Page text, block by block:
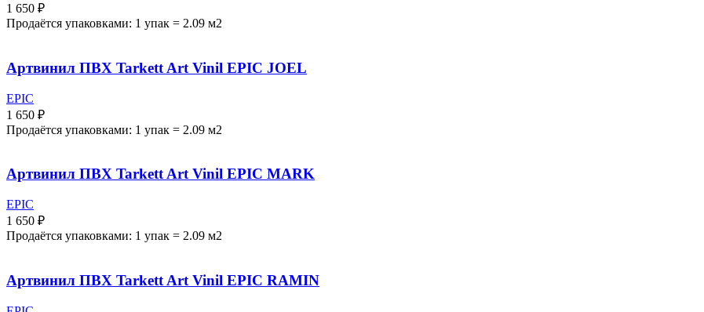
1 650 ₽
Продаётся упаковками: 1 упак = 2.09 м2
Артвинил ПВХ Tarkett Art Vinil EPIC JOEL
EPIC
1 650 ₽
Продаётся упаковками: 1 упак = 2.09 м2
Артвинил ПВХ Tarkett Art Vinil EPIC MARK
EPIC
1 650 ₽
Продаётся упаковками: 1 упак = 2.09 м2
Артвинил ПВХ Tarkett Art Vinil EPIC RAMIN